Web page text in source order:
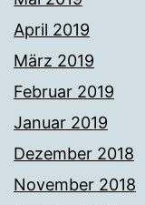
April 2019
März 2019
Februar 2019
Januar 2019
Dezember 2018
November 2018